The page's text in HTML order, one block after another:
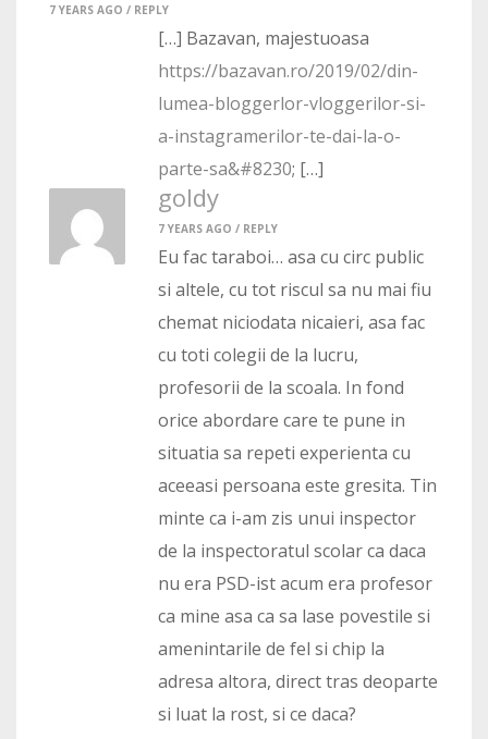
7 YEARS AGO / REPLY
[…] Bazavan, majestuoasa
https://bazavan.ro/2019/02/din-
lumea-bloggerlor-vloggerilor-si-
a-instagramerilor-te-dai-la-o-
parte-sa&#8230; […]
goldy
7 YEARS AGO / REPLY
Eu fac taraboi… asa cu circ public
si altele, cu tot riscul sa nu mai fiu
chemat niciodata nicaieri, asa fac
cu toti colegii de la lucru,
profesorii de la scoala. In fond
orice abordare care te pune in
situatia sa repeti experienta cu
aceeasi persoana este gresita. Tin
minte ca i-am zis unui inspector
de la inspectoratul scolar ca daca
nu era PSD-ist acum era profesor
ca mine asa ca sa lase povestile si
amenintarile de fel si chip la
adresa altora, direct tras deoparte
si luat la rost, si ce daca?